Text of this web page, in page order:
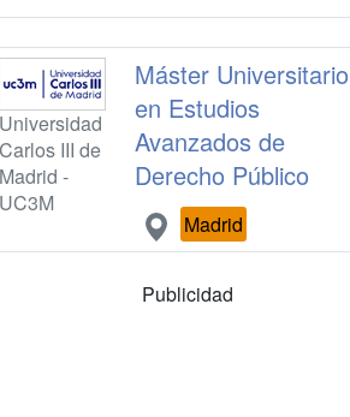
Universidad
Carlos III de
Madrid -
UC3M
Máster Universitario
en Estudios
Avanzados de
Derecho Público
Madrid
Publicidad